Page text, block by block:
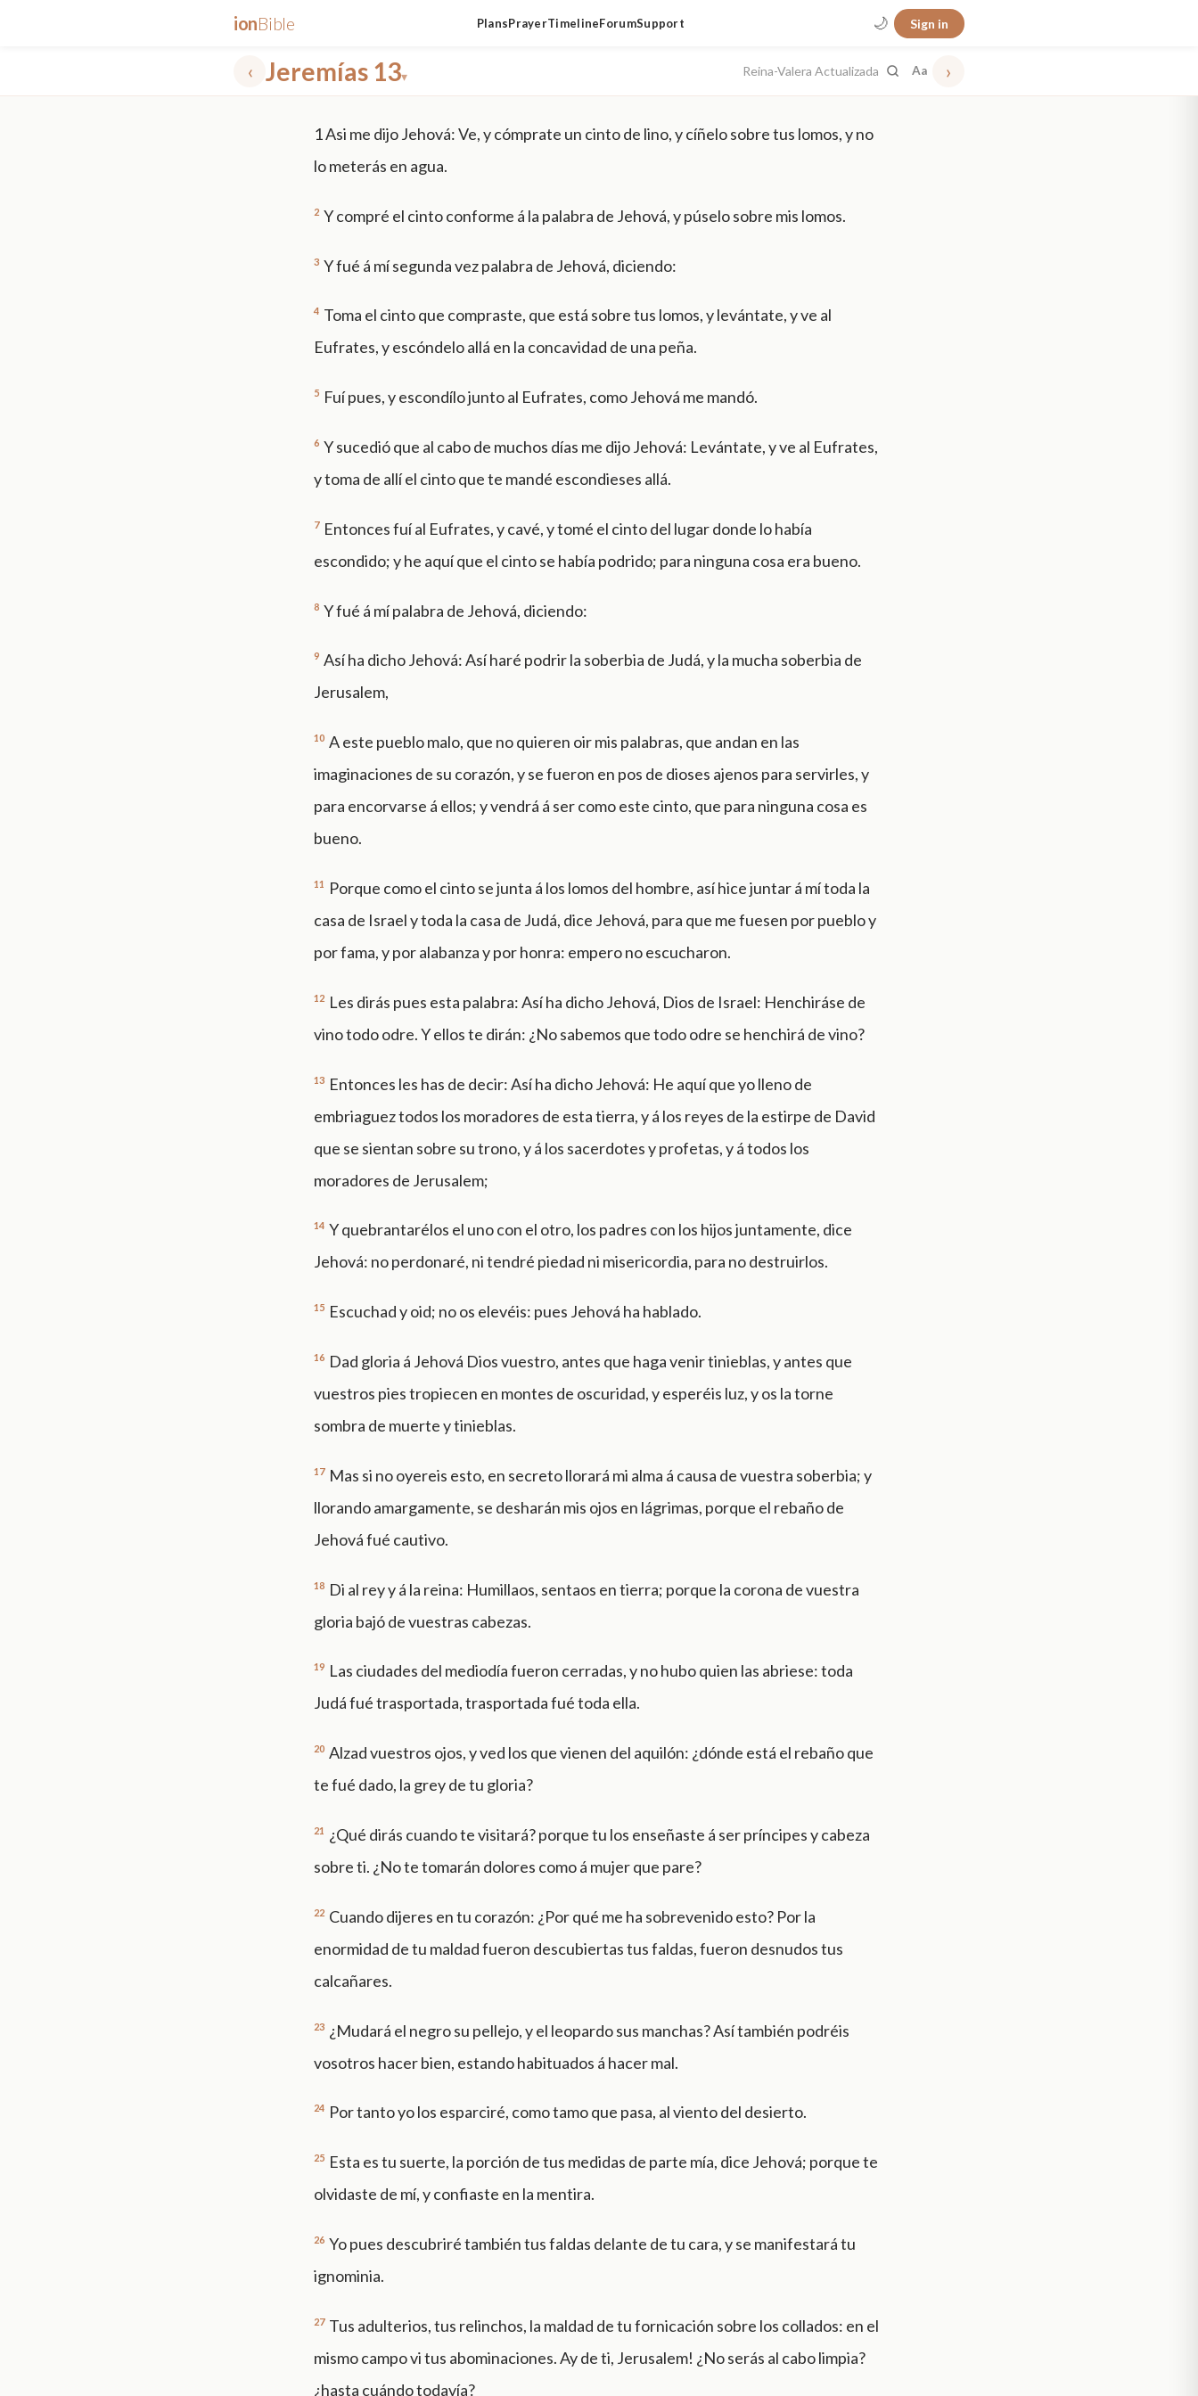
ionBible PlansPrayerTimelineForumSupport 🌙 Sign in
‹ Jeremías 13▾ Reina-Valera Actualizada Aa ›
1Asi me dijo Jehová: Ve, y cómprate un cinto de lino, y cíñelo sobre tus lomos, y no
lo meterás en agua.
2 Y compré el cinto conforme á la palabra de Jehová, y púselo sobre mis lomos.
3 Y fué á mí segunda vez palabra de Jehová, diciendo:
4 Toma el cinto que compraste, que está sobre tus lomos, y levántate, y ve al
Eufrates, y escóndelo allá en la concavidad de una peña.
5 Fuí pues, y escondílo junto al Eufrates, como Jehová me mandó.
6 Y sucedió que al cabo de muchos días me dijo Jehová: Levántate, y ve al Eufrates,
y toma de allí el cinto que te mandé escondieses allá.
7 Entonces fuí al Eufrates, y cavé, y tomé el cinto del lugar donde lo había
escondido; y he aquí que el cinto se había podrido; para ninguna cosa era bueno.
8 Y fué á mí palabra de Jehová, diciendo:
9 Así ha dicho Jehová: Así haré podrir la soberbia de Judá, y la mucha soberbia de
Jerusalem,
10 A este pueblo malo, que no quieren oir mis palabras, que andan en las
imaginaciones de su corazón, y se fueron en pos de dioses ajenos para servirles, y
para encorvarse á ellos; y vendrá á ser como este cinto, que para ninguna cosa es
bueno.
11
Porque como el cinto se junta á los lomos del hombre, así hice juntar á mí toda la
casa de Israel y toda la casa de Judá, dice Jehová, para que me fuesen por pueblo y
por fama, y por alabanza y por honra: empero no escucharon.
12 Les dirás pues esta palabra: Así ha dicho Jehová, Dios de Israel: Henchiráse de
vino todo odre. Y ellos te dirán: ¿No sabemos que todo odre se henchirá de vino?
13 Entonces les has de decir: Así ha dicho Jehová: He aquí que yo lleno de
embriaguez todos los moradores de esta tierra, y á los reyes de la estirpe de David
que se sientan sobre su trono, y á los sacerdotes y profetas, y á todos los
moradores de Jerusalem;
14 Y quebrantarélos el uno con el otro, los padres con los hijos juntamente, dice
Jehová: no perdonaré, ni tendré piedad ni misericordia, para no destruirlos.
15 Escuchad y oid; no os elevéis: pues Jehová ha hablado.
16 Dad gloria á Jehová Dios vuestro, antes que haga venir tinieblas, y antes que
vuestros pies tropiecen en montes de oscuridad, y esperéis luz, y os la torne
sombra de muerte y tinieblas.
17 Mas si no oyereis esto, en secreto llorará mi alma á causa de vuestra soberbia; y
llorando amargamente, se desharán mis ojos en lágrimas, porque el rebaño de
Jehová fué cautivo.
18 Di al rey y á la reina: Humillaos, sentaos en tierra; porque la corona de vuestra
gloria bajó de vuestras cabezas.
19 Las ciudades del mediodía fueron cerradas, y no hubo quien las abriese: toda
Judá fué trasportada, trasportada fué toda ella.
20 Alzad vuestros ojos, y ved los que vienen del aquilón: ¿dónde está el rebaño que
te fué dado, la grey de tu gloria?
21 ¿Qué dirás cuando te visitará? porque tu los enseñaste á ser príncipes y cabeza
sobre ti. ¿No te tomarán dolores como á mujer que pare?
22 Cuando dijeres en tu corazón: ¿Por qué me ha sobrevenido esto? Por la
enormidad de tu maldad fueron descubiertas tus faldas, fueron desnudos tus
calcañares.
23 ¿Mudará el negro su pellejo, y el leopardo sus manchas? Así también podréis
vosotros hacer bien, estando habituados á hacer mal.
24 Por tanto yo los esparciré, como tamo que pasa, al viento del desierto.
25 Esta es tu suerte, la porción de tus medidas de parte mía, dice Jehová; porque te
olvidaste de mí, y confiaste en la mentira.
26 Yo pues descubriré también tus faldas delante de tu cara, y se manifestará tu
ignominia.
27 Tus adulterios, tus relinchos, la maldad de tu fornicación sobre los collados: en el
mismo campo vi tus abominaciones. ­Ay de ti, Jerusalem! ¿No serás al cabo limpia?
¿hasta cuándo todavía?